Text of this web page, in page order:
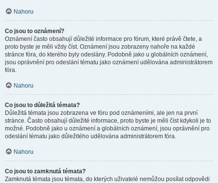
Nahoru
Co jsou to oznámení?
Oznámení často obsahují důležité informace pro fórum, které právě čtete, a
proto byste je měli vždy číst. Oznámení jsou zobrazeny nahoře na každé
stránce fóra, do kterého byly odeslány. Podobně jako u globálních oznámení,
jsou oprávnění pro odeslání tématu jako oznámení udělována administrátorem
fóra.
Nahoru
Co jsou to důležitá témata?
Důležitá témata jsou zobrazena ve fóru pod oznámeními, ale jen na první
stránce. Často obsahují důležité informace, proto byste je měli číst kdykoli je to
možné. Podobně jako u oznámení a globálních oznámení, jsou oprávnění pro
odeslání tématu jako důležitého udělována administrátorem fóra.
Nahoru
Co jsou to zamknutá témata?
Zamknutá témata jsou témata, do kterých uživatelé nemůžou posílat odpovědi